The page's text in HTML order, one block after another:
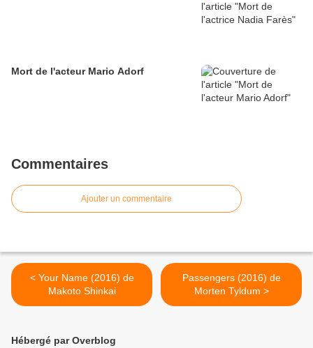
Mort de l'acteur Mario Adorf
Commentaires
Ajouter un commentaire
< Your Name (2016) de
Makoto Shinkai
Passengers (2016) de
Morten Tyldum >
Hébergé par Overblog